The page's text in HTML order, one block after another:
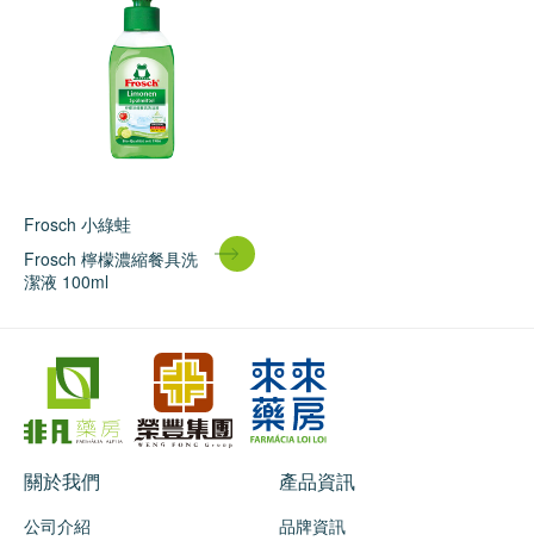
Frosch 小綠蛙
Frosch 檸檬濃縮餐具洗
潔液 100ml
關於我們
公司介紹
產品資訊
品牌資訊